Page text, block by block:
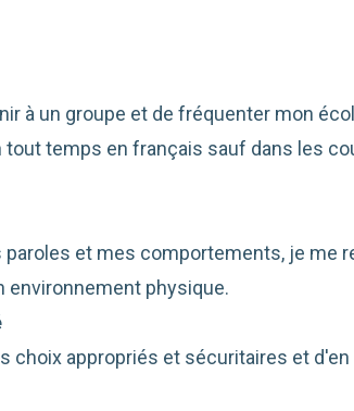
à un groupe et de fréquenter mon
temps en français sauf dans les
et mes comportements, je me
environnement physique.
choix appropriés et sécuritaires et